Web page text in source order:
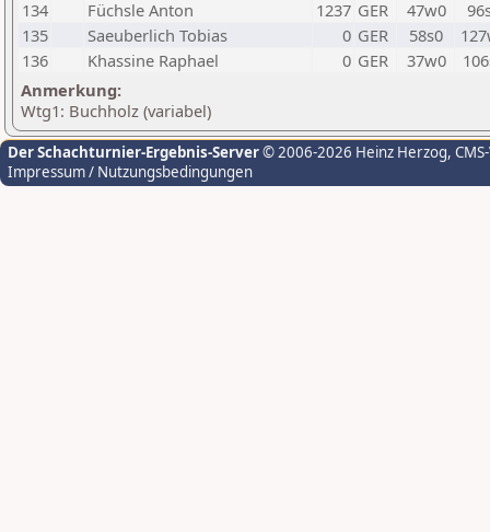
134
Füchsle Anton 1237 GER 47w0
135
Saeuberlich Tobias 0 GER 58s0
136
Khassine Raphael 0 GER 37w0
Anmerkung:
Wtg1: Buchholz (variabel)
Der Schachturnier-Ergebnis-Server© 2006-2026 Heinz Herzog,
Impressum / Nutzungsbedingungen